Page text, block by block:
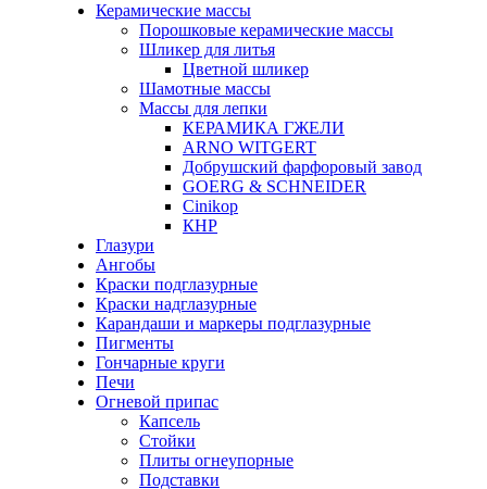
Керамические массы
Порошковые керамические массы
Шликер для литья
Цветной шликер
Шамотные массы
Массы для лепки
КЕРАМИКА ГЖЕЛИ
ARNO WITGERT
Добрушский фарфоровый завод
GOERG & SCHNEIDER
Cinikop
КНР
Глазури
Ангобы
Краски подглазурные
Краски надглазурные
Карандаши и маркеры подглазурные
Пигменты
Гончарные круги
Печи
Огневой припас
Капсель
Стойки
Плиты огнеупорные
Подставки